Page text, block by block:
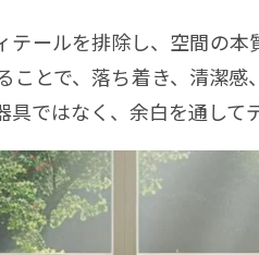
ールを排除し、空間の
とで、落ち着き、清潔
ではなく、余白を通して